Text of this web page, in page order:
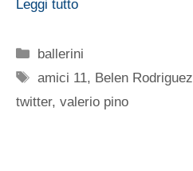
Leggi tutto
Categorie
ballerini
Tag
amici 11, Belen Rodriguez
twitter, valerio pino